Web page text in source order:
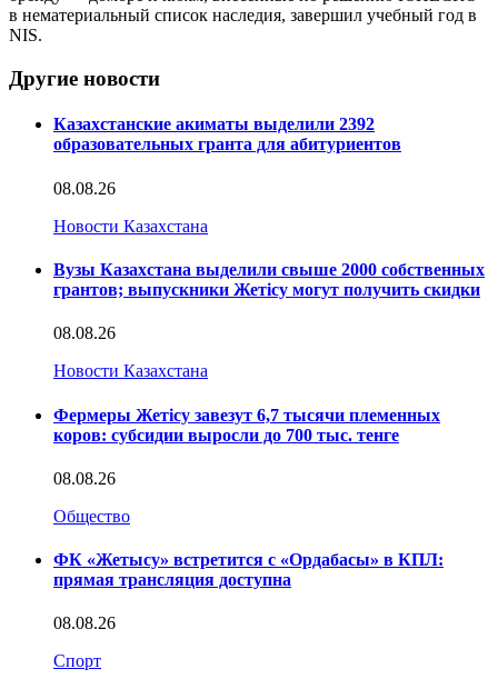
в нематериальный список наследия, завершил учебный год в
NIS.
Другие новости
Казахстанские акиматы выделили 2392
образовательных гранта для абитуриентов
08.08.26
Новости Казахстана
Вузы Казахстана выделили свыше 2000 собственных
грантов; выпускники Жетісу могут получить скидки
08.08.26
Новости Казахстана
Фермеры Жетісу завезут 6,7 тысячи племенных
коров: субсидии выросли до 700 тыс. тенге
08.08.26
Общество
ФК «Жетысу» встретится с «Ордабасы» в КПЛ:
прямая трансляция доступна
08.08.26
Спорт